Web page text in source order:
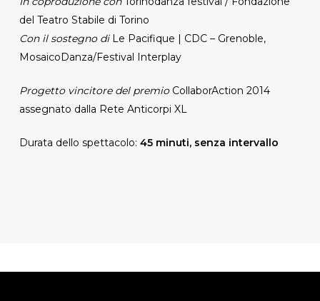
del Teatro Stabile di Torino
Con il sostegno di Le Pacifique | CDC – Grenoble,
MosaicoDanza/Festival Interplay
Progetto vincitore del premio CollaborAction 2014
assegnato dalla Rete Anticorpi XL
Durata dello spettacolo: 45 minuti, senza intervallo